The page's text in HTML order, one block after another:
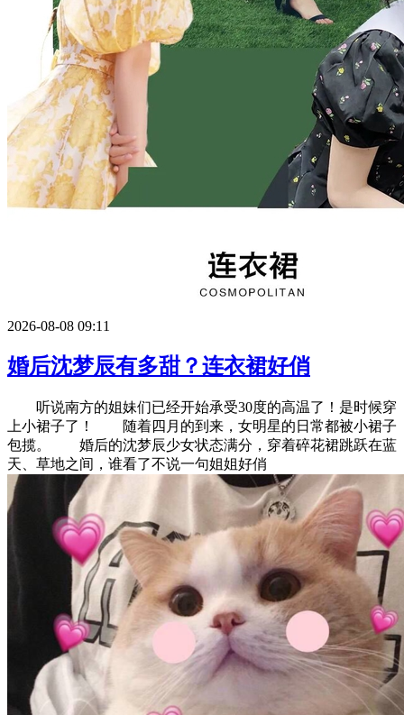
2026-08-08 09:11
婚后沈梦辰有多甜？连衣裙好俏
听说南方的姐妹们已经开始承受30度的高温了！是时候穿
上小裙子了！ 随着四月的到来，女明星的日常都被小裙子
包揽。 婚后的沈梦辰少女状态满分，穿着碎花裙跳跃在蓝
天、草地之间，谁看了不说一句姐姐好俏